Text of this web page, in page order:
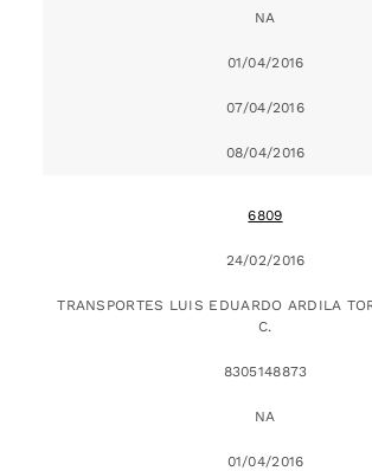
NA
01/04/2016
07/04/2016
08/04/2016
6809
24/02/2016
TRANSPORTES LUIS EDUARDO ARDILA
C.
8305148873
NA
01/04/2016